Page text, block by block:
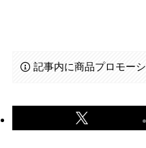
記事内に商品プロモー